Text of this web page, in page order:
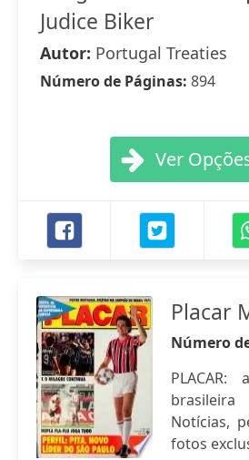
Judice Biker
Autor: Portugal Treaties
Número de Páginas: 894
Ver
Placar
Número
Notícias,
fotos